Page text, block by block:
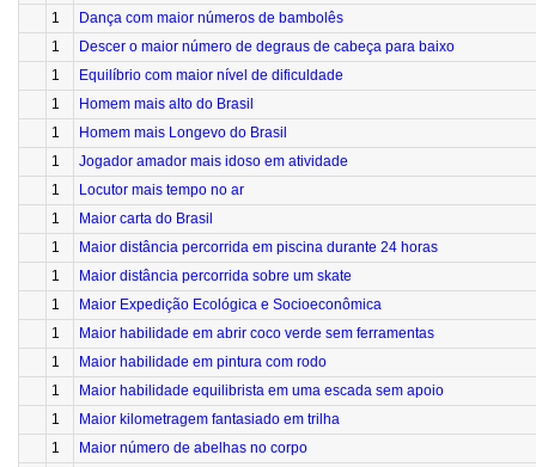
1
Dança com maior números de bambolês
1
Descer o maior número de degraus de cabeça para baixo
1
Equilíbrio com maior nível de dificuldade
1
Homem mais alto do Brasil
1
Homem mais Longevo do Brasil
1
Jogador amador mais idoso em atividade
1
Locutor mais tempo no ar
1
Maior carta do Brasil
1
Maior distância percorrida em piscina durante 24 horas
1
Maior distância percorrida sobre um skate
1
Maior Expedição Ecológica e Socioeconômica
1
Maior habilidade em abrir coco verde sem ferramentas
1
Maior habilidade em pintura com rodo
1
Maior habilidade equilibrista em uma escada sem apoio
1
Maior kilometragem fantasiado em trilha
1
Maior número de abelhas no corpo